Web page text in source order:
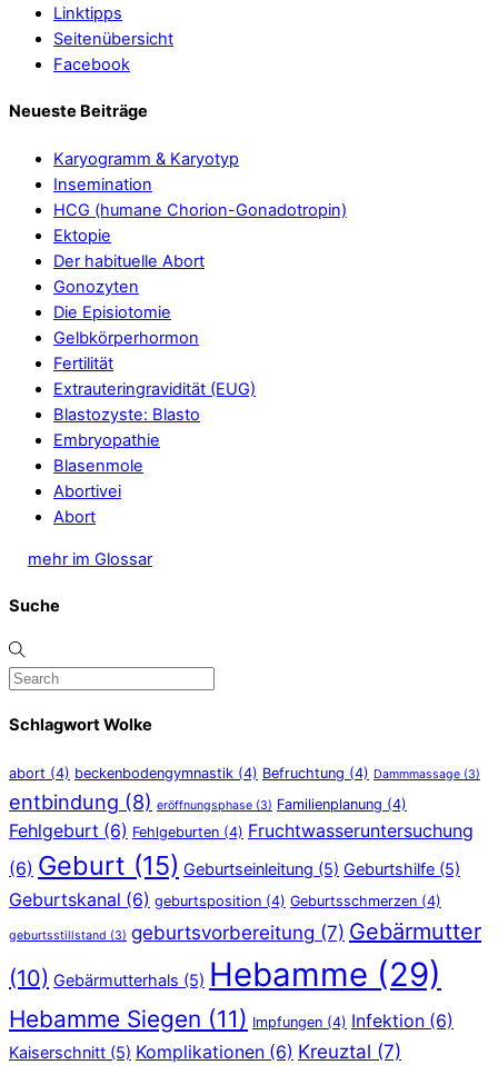
Linktipps
Seitenübersicht
Facebook
Neueste Beiträge
Karyogramm & Karyotyp
Insemination
HCG (humane Chorion-Gonadotropin)
Ektopie
Der habituelle Abort
Gonozyten
Die Episiotomie
Gelbkörperhormon
Fertilität
Extrauteringravidität (EUG)
Blastozyste: Blasto
Embryopathie
Blasenmole
Abortivei
Abort
mehr im Glossar
Suche
Schlagwort Wolke
abort (4) beckenbodengymnastik (4) Befruchtung (4) Dammmassage (3)
entbindung (8) eröffnungsphase (3) Familienplanung (4)
Fehlgeburt (6) Fehlgeburten (4) Fruchtwasseruntersuchung
(6) Geburt (15) Geburtseinleitung (5) Geburtshilfe (5)
Geburtskanal (6) geburtsposition (4) Geburtsschmerzen (4)
geburtsstillstand (3) geburtsvorbereitung (7) Gebärmutter
(10) Gebärmutterhals (5) Hebamme (29)
Hebamme Siegen (11) Impfungen (4) Infektion (6)
Kaiserschnitt (5) Komplikationen (6) Kreuztal (7)